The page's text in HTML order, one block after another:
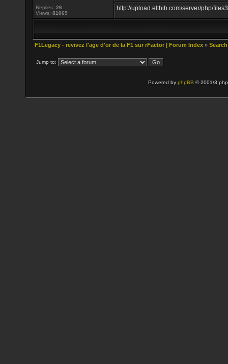
Replies: 26
Views: 81069
http://upload.elthib.com/server/php/
F1Legacy - revivez l'age d'or de la F1 sur rFactor | Forum Index » Search
Jump to:
Powered by phpBB © 2001/3